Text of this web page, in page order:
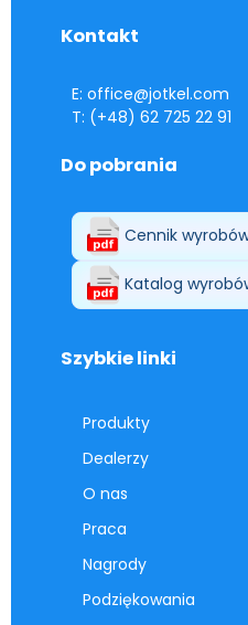
Kontakt
E: office@jotkel.com
T: (+48) 62 725 22 91
Do pobrania
Cennik
Katalog
Szybkie linki
Produkty
Dealerzy
O nas
Praca
Nagrody
Podziękowania